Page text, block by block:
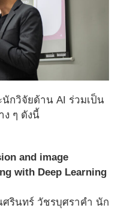
กวิจัยด้าน AI ร่วมเป็น
ง ๆ ดังนี้
and image
with Deep Learning
รินทร์ วัชรบุศราคำ นัก